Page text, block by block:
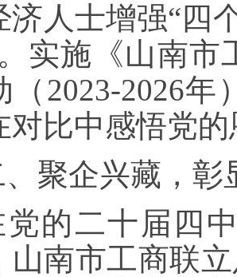
济人士增强“四
实施《山南市
（2023-2026
对比中感悟党
、聚企兴藏，彰
党的二十届四
山南市工商联